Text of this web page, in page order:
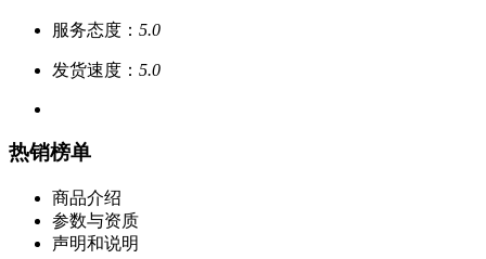
服务态度： 5.0
发货速度： 5.0
热销榜单
商品介绍
参数与资质
声明和说明